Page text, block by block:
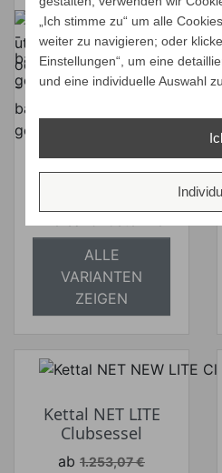
HUSK OUTDOOR
Sessel, breites
Rückenpolster
Verkaufspreis
ab 2.987,00 €
Ihr Spar-Preis
MwSt.
ALLE
VARIANTEN
ZEIGEN
Kettal NET LITE
Clubsessel
Verkaufspreis
ab 1.253,07 €
„Ich stimme zu“ um alle
weiter zu navigieren; oder
Einstellungen“, um eine
und eine individuelle Auswahl